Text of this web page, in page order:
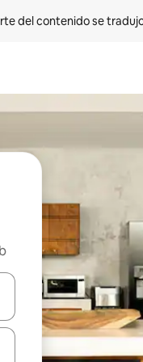
del contenido se
usando las teclas